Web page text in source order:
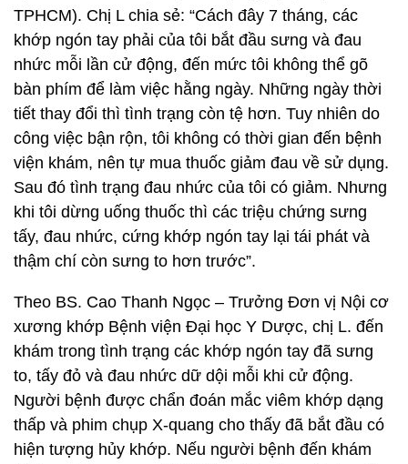
TPHCM). Chị L chia sẻ: “Cách đây 7 tháng, các
khớp ngón tay phải của tôi bắt đầu sưng và đau
nhức mỗi lần cử động, đến mức tôi không thể gõ
bàn phím để làm việc hằng ngày. Những ngày thời
tiết thay đổi thì tình trạng còn tệ hơn. Tuy nhiên do
công việc bận rộn, tôi không có thời gian đến bệnh
viện khám, nên tự mua thuốc giảm đau về sử dụng.
Sau đó tình trạng đau nhức của tôi có giảm. Nhưng
khi tôi dừng uống thuốc thì các triệu chứng sưng
tấy, đau nhức, cứng khớp ngón tay lại tái phát và
thậm chí còn sưng to hơn trước”.
Theo BS. Cao Thanh Ngọc – Trưởng Đơn vị Nội cơ
xương khớp Bệnh viện Đại học Y Dược, chị L. đến
khám trong tình trạng các khớp ngón tay đã sưng
to, tấy đỏ và đau nhức dữ dội mỗi khi cử động.
Người bệnh được chẩn đoán mắc viêm khớp dạng
thấp và phim chụp X-quang cho thấy đã bắt đầu có
hiện tượng hủy khớp. Nếu người bệnh đến khám